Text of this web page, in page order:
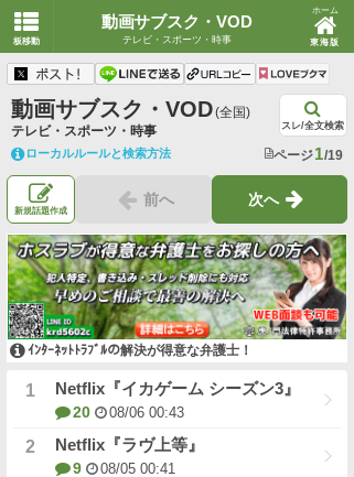
板移動
動画サブスク・VOD
テレビ・スポーツ・時事
ホーム
東海版
動画サブスク・VOD(全国)
テレビ・スポーツ・時事
スレ/全文検索
ローカルルールと検索方法 ページ 1/19
新規話題作成
前へ 次へ
ｲﾝﾀｰﾈｯﾄﾄﾗﾌﾞﾙの解決が得意な弁護士！
Netflix『イカゲーム シーズン3』
20 08/06 00:43
Netflix『ラヴ上等』
9 08/05 00:41